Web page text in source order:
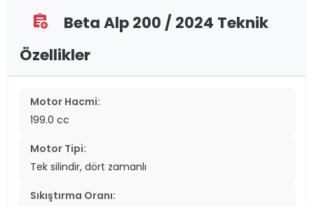
assignment_add
Beta Alp 200 / 2024 Teknik
Özellikler
Motor Hacmi:
199.0 cc
Motor Tipi:
Tek silindir, dört zamanlı
Sıkıştırma Oranı: